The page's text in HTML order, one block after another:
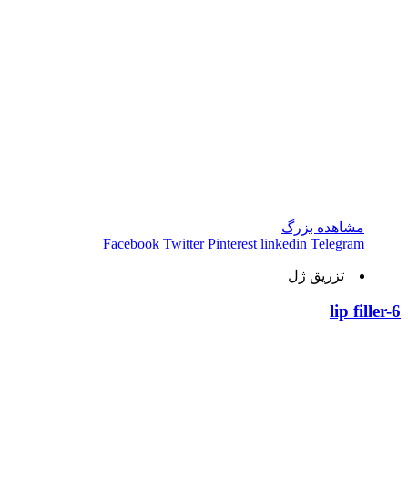
مشاهده بزرگ
Facebook Twitter Pinterest linkedin Telegram
تزریق ژل
lip filler-6